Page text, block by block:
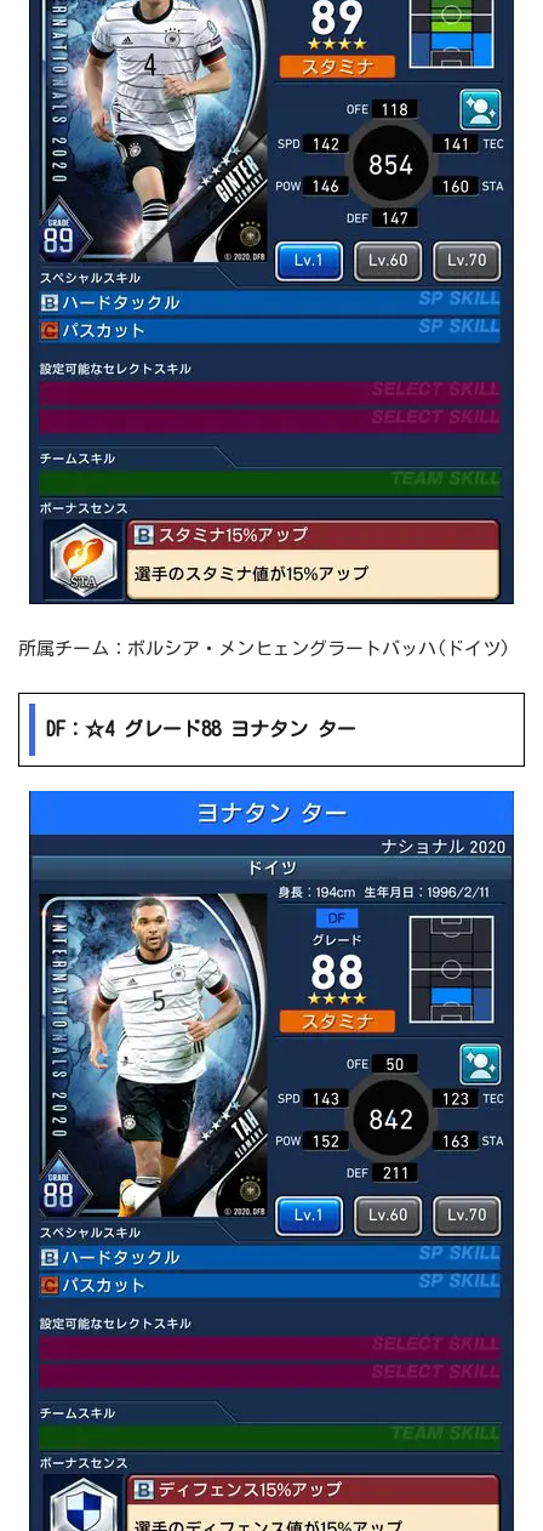
所属チーム：ボルシア・メンヒェングラートバッハ(ドイツ)
DF：☆4 グレード88 ヨナタン ター